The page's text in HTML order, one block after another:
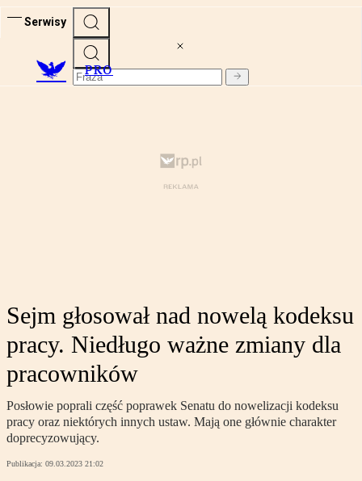
Serwisy
PRO
Sejm głosował nad nowelą kodeksu
pracy. Niedługo ważne zmiany dla
pracowników
Posłowie poprali część poprawek Senatu do nowelizacji kodeksu
pracy oraz niektórych innych ustaw. Mają one głównie charakter
doprecyzowujący.
Publikacja: 09.03.2023 21:02